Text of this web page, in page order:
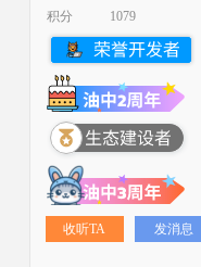
积分 1079
收听TA 发消息